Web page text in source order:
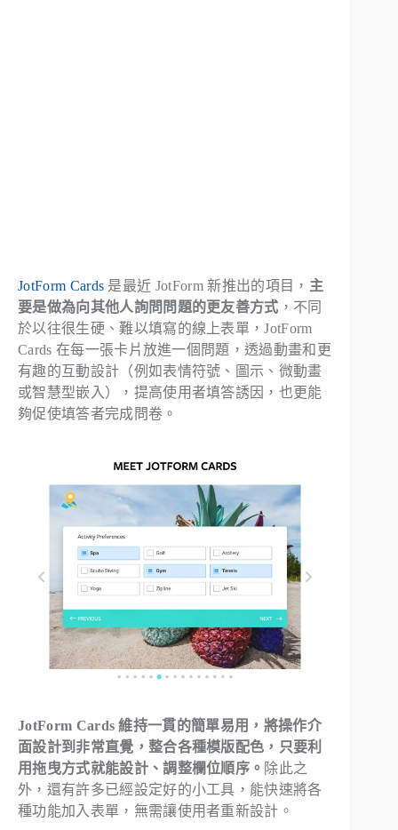
JotForm Cards 是最近 JotForm 新推出的項目， 主
要是做為向其他人詢問問題的更友善方式 ，不同
於以往很生硬、難以填寫的線上表單，JotForm
Cards 在每一張卡片放進一個問題，透過動畫和更
有趣的互動設計（例如表情符號、圖示、微動畫
或智慧型嵌入），提高使用者填答誘因，也更能
夠促使填答者完成問卷。
JotForm Cards 維持一貫的簡單易用，將操作介
面設計到非常直覺，整合各種模版配色，只要利
用拖曳方式就能設計、調整欄位順序。 除此之
外，還有許多已經設定好的小工具，能快速將各
種功能加入表單，無需讓使用者重新設計。